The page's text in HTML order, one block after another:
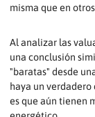
misma que en
Al analizar las
una conclusión
"baratas" desde
haya un
es que aún tienen